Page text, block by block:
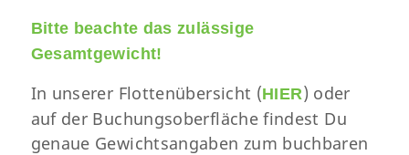
Bitte beachte das zulässige
Gesamtgewicht!
In unserer Flottenübersicht (HIER) oder
auf der Buchungsoberfläche findest Du
genaue Gewichtsangaben zum buchbaren